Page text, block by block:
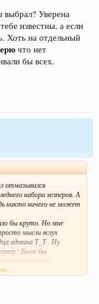
Уверена
известны, а если
Хоть на отдельный
что нет
бы всех.
отмазывался
набора хелперов. А
никто ничего не может
бы круто. Но мне
мысли вслух
админа Т_Т . Ну
Была бы
помогать.
что-либо не в моих